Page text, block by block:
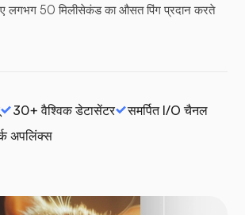
लगभग 50 मिलीसेकंड का औसत पिंग प्रदान करते
30+ वैश्विक डेटासेंटर
समर्पित I/O चैनल
अपलिंक्स